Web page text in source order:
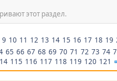
этот раздел.
9 10 11 12 13 14 15 16 17 18 19
65 66 67 68 69 70 71 72 73 74
115 116 117 118 119 120 121